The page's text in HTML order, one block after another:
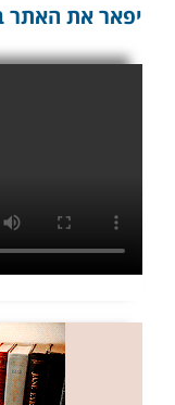
יפאר את האתר